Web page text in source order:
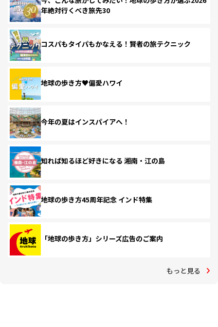
年絶対行くべき旅先30
コスパもタイパもかなえる！賢者の旅テクニック
地球の歩き方♥偏愛ハワイ
今年の夏はインスパイアへ！
知れば知るほど好きになる 湘南・江の島
地球の歩き方45周年記念 インド特集
「地球の歩き方」シリーズ広告のご案内
もっと見る